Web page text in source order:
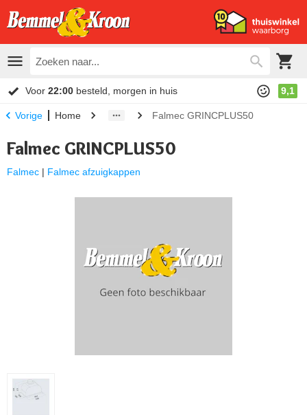
Voor 22:00 besteld, morgen in huis 9,1
Vorige Home Falmec GRINCPLUS50
Falmec GRINCPLUS50
Falmec | Falmec afzuigkappen